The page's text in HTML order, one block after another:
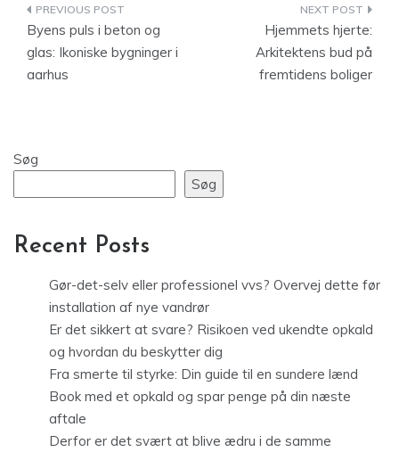
Indlægsnavigation
Byens puls i beton og
glas: Ikoniske bygninger i
aarhus
Hjemmets hjerte:
Arkitektens bud på
fremtidens boliger
Søg
Søg
Recent Posts
Gør-det-selv eller professionel vvs? Overvej dette før
installation af nye vandrør
Er det sikkert at svare? Risikoen ved ukendte opkald
og hvordan du beskytter dig
Fra smerte til styrke: Din guide til en sundere lænd
Book med et opkald og spar penge på din næste
aftale
Derfor er det svært at blive ædru i de samme